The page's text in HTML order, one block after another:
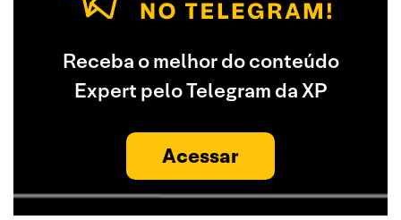
Receba o melhor do conteúdo
Expert pelo Telegram da XP
Acessar